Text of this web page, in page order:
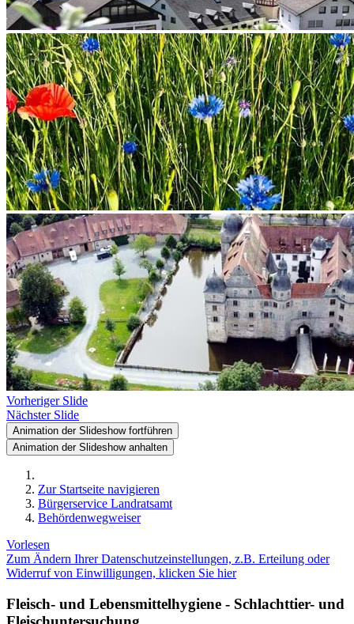
Vorheriger Slide
Nächster Slide
Animation der Slideshow fortführen
Animation der Slideshow anhalten
Zur Startseite navigieren
Bürgerservice Landratsamt
Behördenwegweiser
Vorlesen
Zum Ändern Ihrer Datenschutzeinstellungen, z.B. Erteilung oder
Widerruf von Einwilligungen, klicken Sie hier
Fleisch- und Lebensmittelhygiene - Schlachttier- und